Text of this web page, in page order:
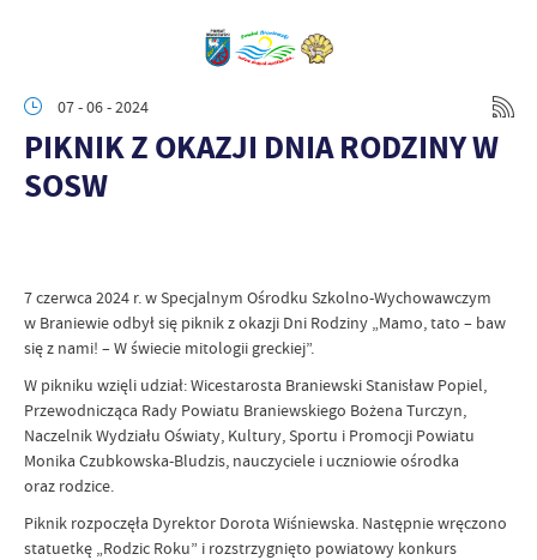
07 - 06 - 2024
PIKNIK Z OKAZJI DNIA RODZINY W
SOSW
7 czerwca 2024 r. w Specjalnym Ośrodku Szkolno-Wychowawczym
w Braniewie odbył się piknik z okazji Dni Rodziny „Mamo, tato – baw
się z nami! – W świecie mitologii greckiej”.
W pikniku wzięli udział: Wicestarosta Braniewski Stanisław Popiel,
Przewodnicząca Rady Powiatu Braniewskiego Bożena Turczyn,
Naczelnik Wydziału Oświaty, Kultury, Sportu i Promocji Powiatu
Monika Czubkowska-Bludzis, nauczyciele i uczniowie ośrodka
oraz rodzice.
Piknik rozpoczęła Dyrektor Dorota Wiśniewska. Następnie wręczono
statuetkę „Rodzic Roku” i rozstrzygnięto powiatowy konkurs